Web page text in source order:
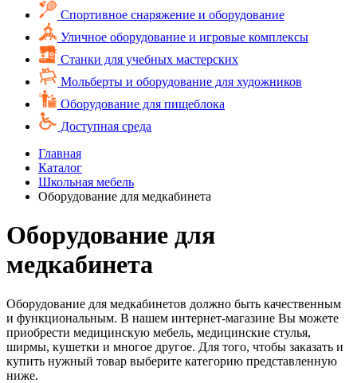
Спортивное снаряжение и оборудование
Уличное оборудование и игровые комплексы
Cтанки для учебных мастерских
Мольберты и оборудование для художников
Оборудование для пищеблока
Доступная среда
Главная
Каталог
Школьная мебель
Оборудование для медкабинета
Оборудование для
медкабинета
Оборудование для медкабинетов должно быть качественным
и функциональным. В нашем интернет-магазине Вы можете
приобрести медицинскую мебель, медицинские стулья,
ширмы, кушетки и многое другое. Для того, чтобы заказать и
купить нужный товар выберите категорию представленную
ниже.